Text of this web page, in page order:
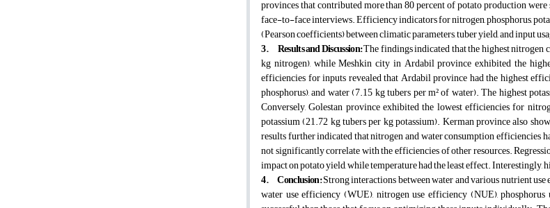
provinces that contributed more than 80 percent of potato production
face-to-face interviews. Efficiency indicators for nitrogen, phosphorus,
(Pearson coefficients) between climatic parameters, tuber yield, and input
3. Results and Discussion:The findings indicated that the highest
kg nitrogen), while Meshkin city in Ardabil province exhibited the
efficiencies for inputs revealed that Ardabil province had the highest
phosphorus), and water (7.15 kg tubers per m² of water). The highest
Conversely, Golestan province exhibited the lowest efficiencies for
potassium (21.72 kg tubers per kg potassium). Kerman province also
results further indicated that nitrogen and water consumption efficiencies
not significantly correlate with the efficiencies of other resources.
impact on potato yield, while temperature had the least effect.
4. Conclusion:Strong interactions between water and various nutrient
water use efficiency (WUE), nitrogen use efficiency (NUE),